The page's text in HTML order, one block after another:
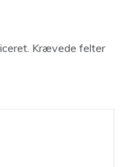
Krævede felter